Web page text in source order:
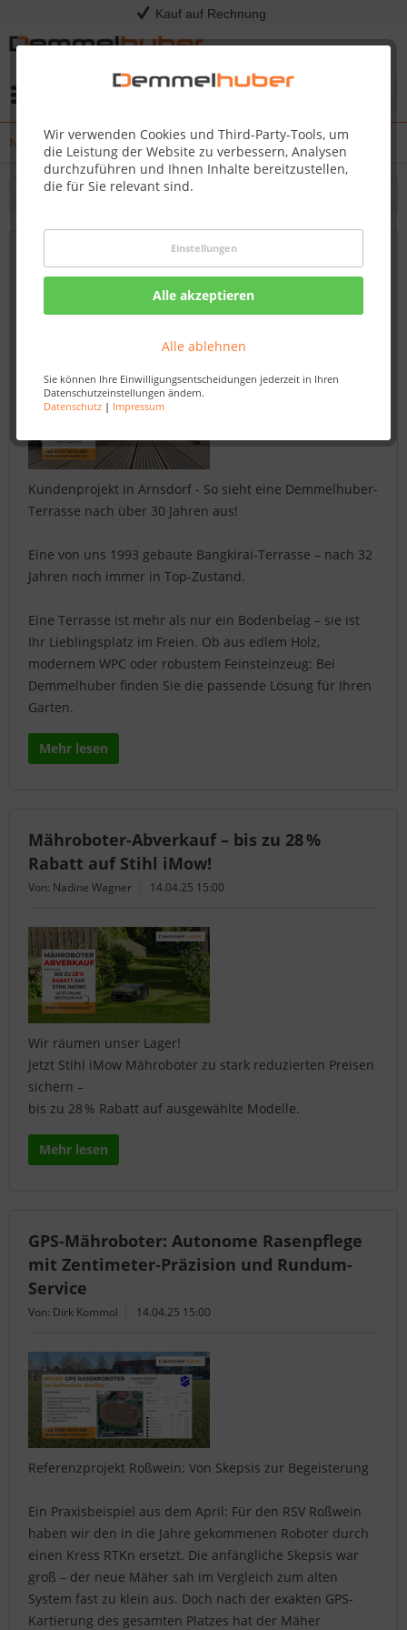
Kauf auf Rechnung
Wir verwenden Cookies und Third-Party-Tools, um
die Leistung der Website zu verbessern, Analysen
durchzuführen und Ihnen Inhalte bereitzustellen,
die für Sie relevant sind.
Einstellungen
Alle akzeptieren
Alle ablehnen
Sie können Ihre Einwilligungsentscheidungen jederzeit in Ihren
Datenschutzeinstellungen ändern.
Datenschutz| Impressum
News
Filtern
Terrassen von Demmelhuber: Holz, WPC
oder Feinsteinzeug – welche passt zu
Ihrem Garten?
Kundenprojekt in Arnsdorf - So sieht eine Demmelhuber-
Terrasse nach über 30 Jahren aus!
Eine von uns 1993 gebaute Bangkirai-Terrasse – nach 32
Jahren noch immer in Top-Zustand.
Eine Terrasse ist mehr als nur ein Bodenbelag – sie ist
Ihr Lieblingsplatz im Freien. Ob aus edlem Holz,
modernem WPC oder robustem Feinsteinzeug: Bei
Demmelhuber finden Sie die passende Lösung für Ihren
Garten.
Mehr lesen
Mähroboter-Abverkauf – bis zu 28 %
Rabatt auf Stihl iMow!
Von: Nadine Wagner 14.04.25 15:00
Wir räumen unser Lager!
Jetzt Stihl iMow Mähroboter zu stark reduzierten Preisen
sichern –
bis zu 28 % Rabatt auf ausgewählte Modelle.
Mehr lesen
GPS-Mähroboter: Autonome Rasenpflege
mit Zentimeter-Präzision und Rundum-
Service
Von: Dirk Kommol 14.04.25 15:00
Referenzprojekt Roßwein: Von Skepsis zur Begeisterung
Ein Praxisbeispiel aus dem April: Für den RSV Roßwein
haben wir den in die Jahre gekommenen Roboter durch
einen Kress RTKn ersetzt. Die anfängliche Skepsis war
groß – der neue Mäher sah im Vergleich zum alten
System fast zu klein aus. Doch nach der exakten GPS-
Kartierung des gesamten Platzes hat der Mäher